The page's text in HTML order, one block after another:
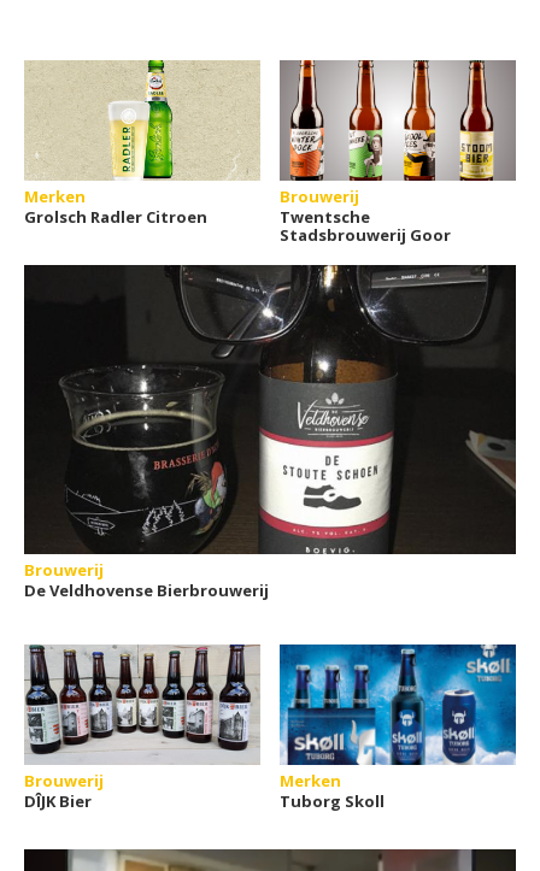
Merken
Grolsch Radler Citroen
Brouwerij
Twentsche
Stadsbrouwerij Goor
Brouwerij
De Veldhovense Bierbrouwerij
Brouwerij
DÎJK Bier
Merken
Tuborg Skoll